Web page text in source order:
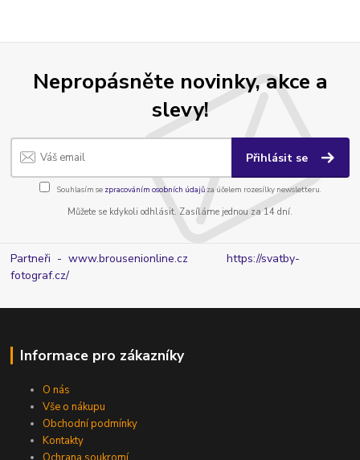
Nepropásněte novinky, akce a
slevy!
Přihlásit se
Souhlasím se zpracováním osobních údajůza účelem rozesílky newsletteru.
Můžete se kdykoli odhlásit. Zasíláme jednou za 14 dní.
Partneři - www.brousenionline.czhttps://svatby-
fotograf.cz/
Informace pro zákazníky
O nás
Vše o nákupu
Obchodní podmínky
Kontakty